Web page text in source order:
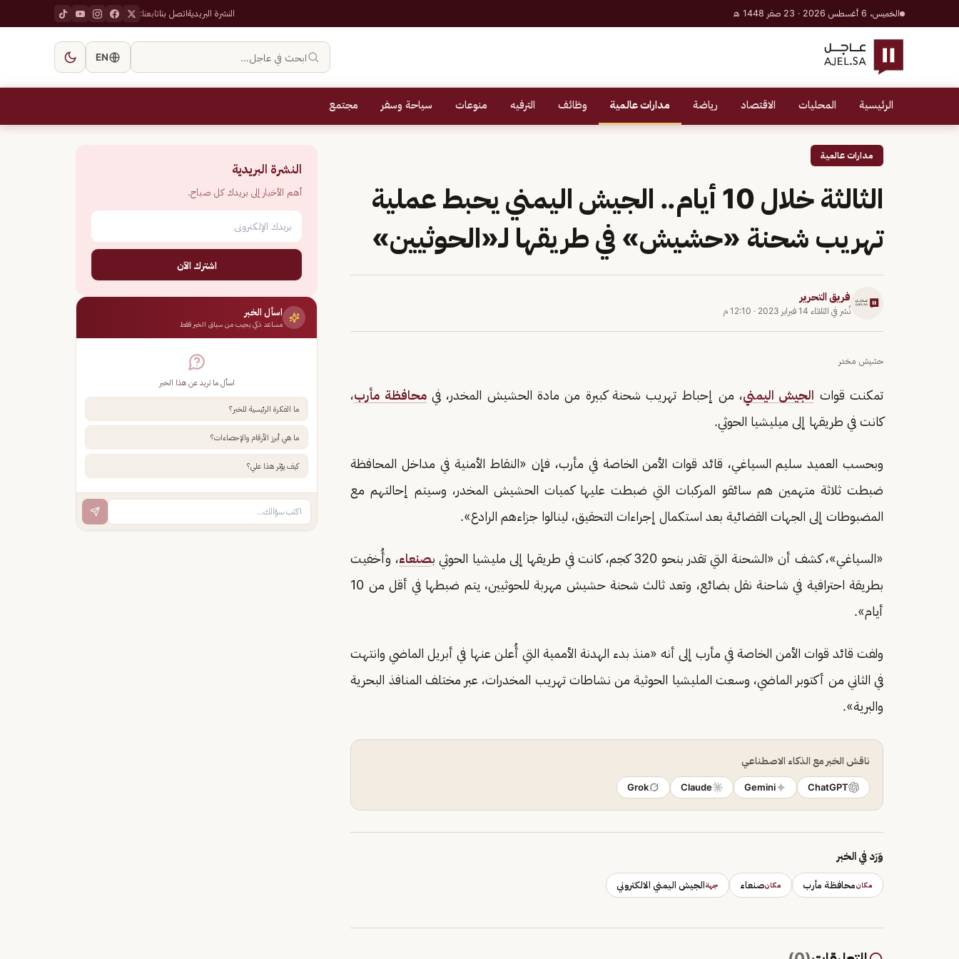
الخميس، 6 أغسطس 2026 · 23 صفر 1448 هـ النشرة البريديةاتصل بناتابعنا:
ابحث في عاجل… EN
الرئيسية المحليات الاقتصاد رياضة مدارات عالمية وظائف الترفيه منوعات سياحة وسفر مجتمع
مدارات عالمية
الثالثة خلال 10 أيام.. الجيش اليمني يحبط عملية
تهريب شحنة «حشيش» في طريقها لـ«الحوثيين»
فريق التحرير
نُشر في الثلاثاء 14 فبراير 2023 · 12:10 م
حشيش مخدر
تمكنت قوات الجيش اليمني، من إحباط تهريب شحنة كبيرة من مادة الحشيش المخدر، فيمحافظة مأرب،
كانت في طريقها إلى ميليشيا الحوثي.
وبحسب العميد سليم السياغي، قائد قوات الأمن الخاصة في مأرب، فإن «النقاط الأمنية في مداخل المحافظة
ضبطت ثلاثة متهمين هم سائقو المركبات التي ضبطت عليها كميات الحشيش المخدر، وسيتم إحالتهم مع
المضبوطات إلى الجهات القضائية بعد استكمال إجراءات التحقيق، لينالوا جزاءهم الرادع».
«السياغي»، كشف أن «الشحنة التي تقدر بنحو 320 كجم، كانت في طريقها إلى مليشيا الحوثي ب صنعاء، وأُخفيت
بطريقة احترافية في شاحنة نقل بضائع، وتعد ثالث شحنة حشيش مهربة للحوثيين، يتم ضبطها في أقل من 10
أيام».
ولفت قائد قوات الأمن الخاصة في مأرب إلى أنه «منذ بدء الهدنة الأممية التي أُعلن عنها في أبريل الماضي وانتهت
في الثاني من أكتوبر الماضي، وسعت المليشيا الحوثية من نشاطات تهريب المخدرات، عبر مختلف المنافذ البحرية
والبرية».
ناقش الخبر مع الذكاء الاصطناعي
ChatGPT
Gemini
Claude
Grok
وَرَد في الخبر
مكانمحافظة مأرب مكانصنعاء جهةالجيش اليمني الالكتروني
النشرة البريدية
أهم الأخبار إلى بريدك كل صباح.
اشترك الآن
اسأل الخبر
مساعد ذكي يجيب من سياق الخبر فقط
اسأل ما تريد عن هذا الخبر
ما الفكرة الرئيسية للخبر؟
ما هي أبرز الأرقام والإحصاءات؟
كيف يؤثر هذا علي؟